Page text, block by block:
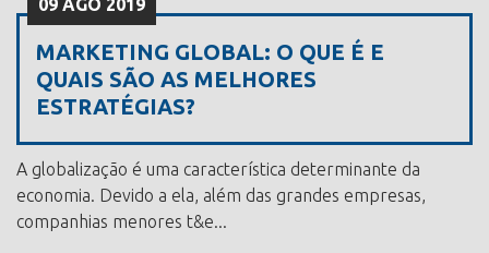
09 AGO 2019
MARKETING GLOBAL: O QUE É E
QUAIS SÃO AS MELHORES
ESTRATÉGIAS?
A globalização é uma característica determinante da
economia. Devido a ela, além das grandes empresas,
companhias menores t&e...